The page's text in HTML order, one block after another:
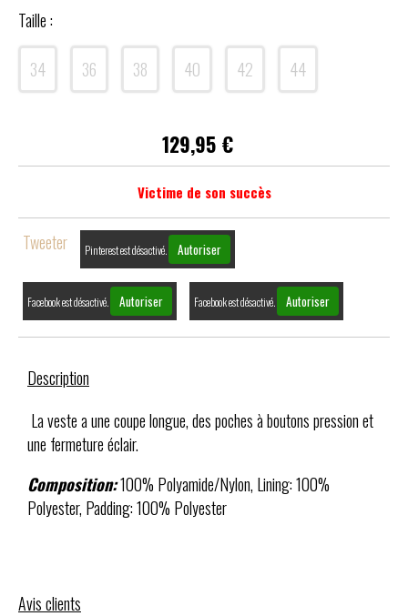
Taille :
34 36 38 40 42 44
129,95€
Victime de son succès
Tweeter Pinterest est désactivé. Autoriser
Facebook est désactivé. Autoriser Facebook est désactivé. Autoriser
Description
La veste a une coupe longue, des poches à boutons pression et
une fermeture éclair.
Composition:100% Polyamide/Nylon, Lining: 100%
Polyester, Padding: 100% Polyester
Avis clients